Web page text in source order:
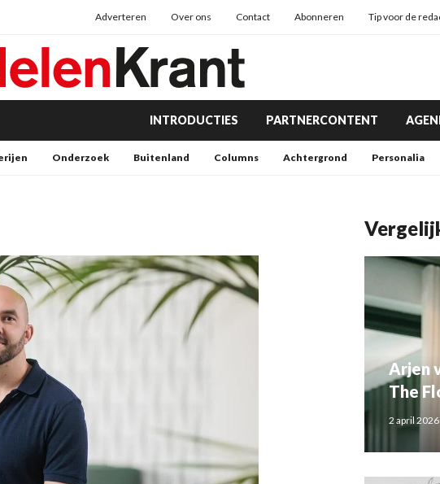
Adverteren Over ons Contact Abonneren Tip voor de
INTRODUCTIES PARTNERCONTENT
Onderzoek Buitenland Columns Achtergrond Personalia
Arjen
The
2 april 2026